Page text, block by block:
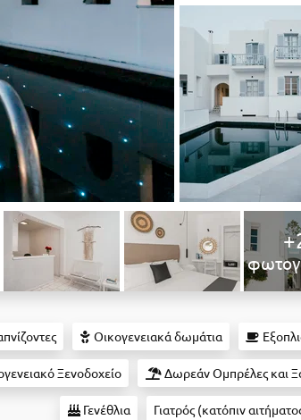
Οικογενειακά δωμάτια
Ξενοδοχείο Δωρεάν Ομπρέλες και
Γενέθλια Γιατρός (κατόπιν